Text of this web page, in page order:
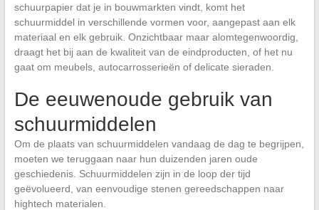
schuurpapier dat je in bouwmarkten vindt, komt het
schuurmiddel in verschillende vormen voor, aangepast aan elk
materiaal en elk gebruik. Onzichtbaar maar alomtegenwoordig,
draagt het bij aan de kwaliteit van de eindproducten, of het nu
gaat om meubels, autocarrosserieën of delicate sieraden.
De eeuwenoude gebruik van
schuurmiddelen
Om de plaats van schuurmiddelen vandaag de dag te begrijpen,
moeten we teruggaan naar hun duizenden jaren oude
geschiedenis. Schuurmiddelen zijn in de loop der tijd
geëvolueerd, van eenvoudige stenen gereedschappen naar
hightech materialen.